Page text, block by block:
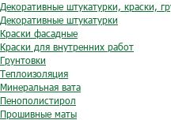
Декоративные штукатурки, краски,
Декоративные штукатурки
Краски фасадные
Краски для внутренних работ
Грунтовки
Теплоизоляция
Минеральная вата
Пенополистирол
Прошивные маты